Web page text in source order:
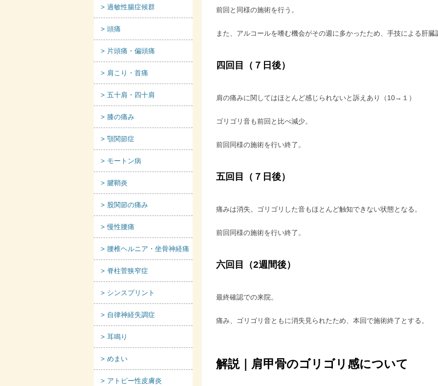
前回と同様の施術を行う。
また、アルコールを嗜む機会がその週に多かったため、手技による肝臓
四回目（７日後）
肩の痛みに関してはほとんど感じられないと訴えあり（10→１）
ゴリゴリ音も前回と比べ減少。
前回同様の施術を行い終了。
五回目（７日後）
痛みは消失。ゴリゴリした音もほとんど触知できない状態となる。
前回同様の施術を行い終了。
六回目（2週間後）
最終確認での来院。
痛み、ゴリゴリ音ともに消失見られたため、本回で施術終了とする。
解説｜ 肩甲骨のゴリゴリ感について
過敏性腸症候群
頭痛
片頭痛・偏頭痛
肩こり・首痛
五十肩・四十肩
膝の痛み
顎関節症
モートン病
腱鞘炎
股関節の痛み
慢性腰痛
腰椎ヘルニア・坐骨神経痛
脊柱菅狭窄症
シンスプリント
自律神経失調症
耳鳴り
めまい
アトピー性皮膚炎